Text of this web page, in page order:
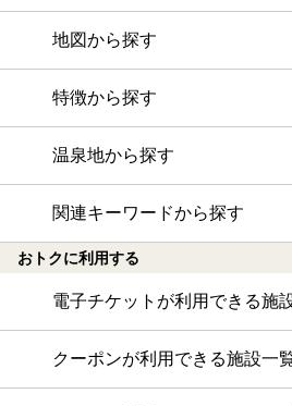
地図から探す
特徴から探す
温泉地から探す
関連キーワードから探す
おトクに利用する
電子チケットが利用できる施
クーポンが利用できる施設一